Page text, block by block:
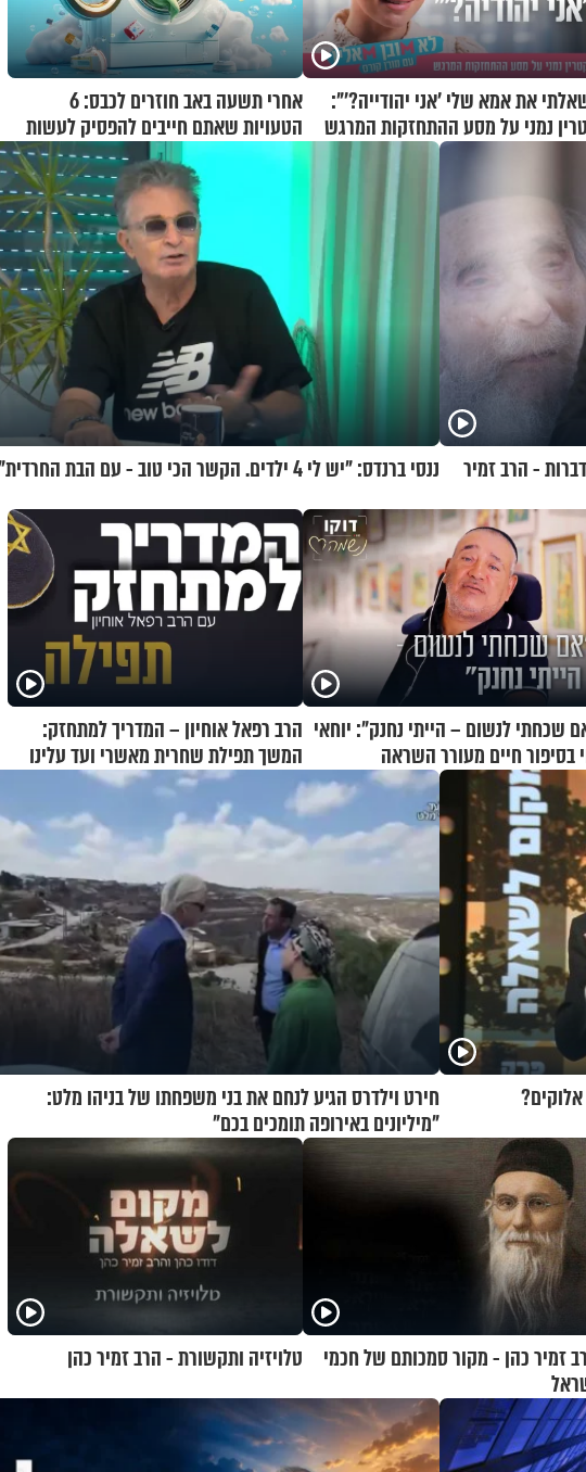
את אמא שלי 'אני יהודייה?'":
נמני על מסע ההתחזקות המרגש
אחרי תשעה באב חוזרים לכבס: 6
הטעויות שאתם חייבים להפסיק לעשות
- הרב זמיר
ננסי ברנדס: "יש לי 4 ילדים. הקשר הכי טוב - עם הבת החרדית"
שכחתי לנשום – הייתי נחנק": יוחאי
בסיפור חיים מעורר השראה
הרב רפאל אוחיון – המדריך למתחזק:
המשך תפילת שחרית מאשרי ועד עלינו
חירט וילדרס הגיע לנחם את בני משפחתו של בניהו מלט:
"מיליונים באירופה תומכים בכם"
זמיר כהן - מקור סמכותם של חכמי
טלויזיה ותקשורת - הרב זמיר כהן